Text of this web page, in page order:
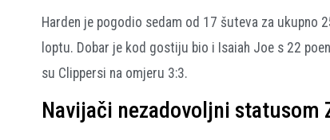
Harden je pogodio sedam od 17 šuteva za ukupno
loptu. Dobar je kod gostiju bio i Isaiah Joe s 22
su Clippersi na omjeru 3:3.
Navijači nezadovoljni statusom